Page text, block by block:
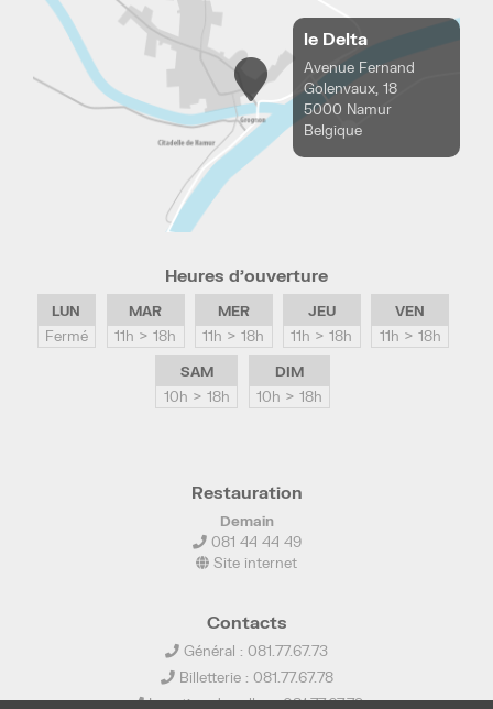
le Delta
Avenue Fernand
Golenvaux, 18
5000 Namur
Belgique
Heures d’ouverture
LUN
Fermé
MAR
11h > 18h
MER
11h > 18h
JEU
11h > 18h
VEN
11h > 18h
SAM
10h > 18h
DIM
10h > 18h
Restauration
Demain
081 44 44 49
Site internet
Contacts
Général : 081.77.67.73
Billetterie : 081.77.67.78
Location de salles : 081.77.67.79